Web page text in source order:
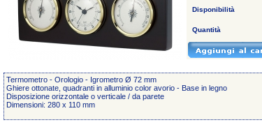
Disponibilità
Quantità
Termometro - Orologio - Igrometro Ø 72 mm
Ghiere ottonate, quadranti in alluminio color avorio - Base in legno
Disposizione orizzontale o verticale / da parete
Dimensioni: 280 x 110 mm